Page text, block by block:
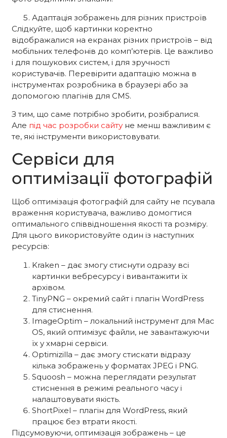
Адаптація зображень для різних пристроїв
Слідкуйте, щоб картинки коректно
відображалися на екранах різних пристроїв – від
мобільних телефонів до комп’ютерів. Це важливо
і для пошукових систем, і для зручності
користувачів. Перевірити адаптацію можна в
інструментах розробника в браузері або за
допомогою плагінів для CMS.
З тим, що саме потрібно зробити, розібралися.
Але під час розробки сайту не менш важливим є
те, які інструменти використовувати.
Сервіси для
оптимізації фотографій
Щоб оптимізація фотографій для сайту не псувала
враження користувача, важливо домогтися
оптимального співвідношення якості та розміру.
Для цього використовуйте один із наступних
ресурсів:
Kraken – дає змогу стиснути одразу всі
картинки вебресурсу і вивантажити їх
архівом.
TinyPNG – окремий сайт і плагін WordPress
для стиснення.
ImageOptim – локальний інструмент для Mac
OS, який оптимізує файли, не завантажуючи
їх у хмарні сервіси.
Optimizilla – дає змогу стискати відразу
кілька зображень у форматах JPEG і PNG.
Squoosh – можна переглядати результат
стиснення в режимі реального часу і
налаштовувати якість.
ShortPixel – плагін для WordPress, який
працює без втрати якості.
Підсумовуючи, оптимізація зображень – це